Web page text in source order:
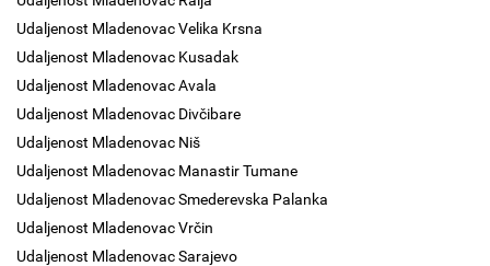
Udaljenost Mladenovac Velika Krsna
Udaljenost Mladenovac Kusadak
Udaljenost Mladenovac Avala
Udaljenost Mladenovac Divčibare
Udaljenost Mladenovac Niš
Udaljenost Mladenovac Manastir Tumane
Udaljenost Mladenovac Smederevska Palanka
Udaljenost Mladenovac Vrčin
Udaljenost Mladenovac Sarajevo